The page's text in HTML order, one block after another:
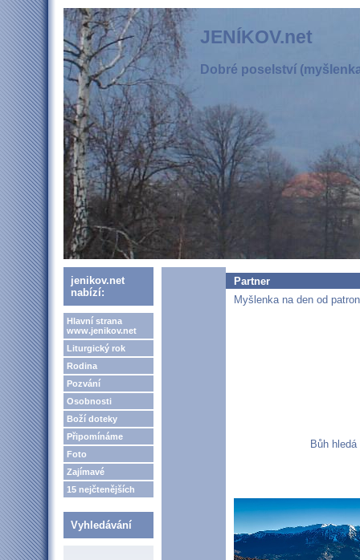
JENÍKOV.net
Dobré poselství
jenikov.net
nabízí:
Hlavní strana
www.jenikov.net
Liturgický rok
Rodina
Pozvání
Osobnosti
Boží doteky
Připomínáme
Foto
Zajímavé
15 nejčtenějších
Vyhledávání
Partner
Myšlenka na den od
Bůh